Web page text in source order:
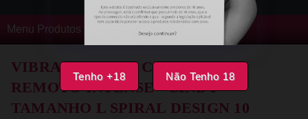
Tenho +18 Não Tenho 18
Menu Produtos
VIBRADOR COM CONTROLO
REMOTO INTENSE - CINDY
TAMANHO L SPIRAL DESIGN 10